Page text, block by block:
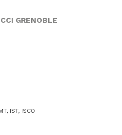
GRENOBLE
IST, ISCO